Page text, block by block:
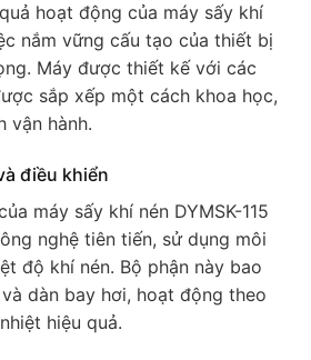
hoạt động của máy sấy khí
nắm vững cấu tạo của thiết bị
Máy được thiết kế với các
sắp xếp một cách khoa học,
vận hành.
điều khiển
máy sấy khí nén DYMSK-115
nghệ tiên tiến, sử dụng môi
độ khí nén. Bộ phận này bao
dàn bay hơi, hoạt động theo
hiệu quả.